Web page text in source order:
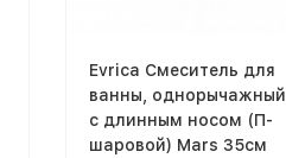
Evrica Смеситель для
ванны, однорычажный
с длинным носом (П-
шаровой) Mars 35см